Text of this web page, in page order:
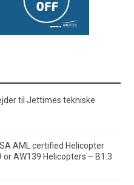
til Jettimes tekniske
AML certified Helicopter
or AW139 Helicopters – B1.3